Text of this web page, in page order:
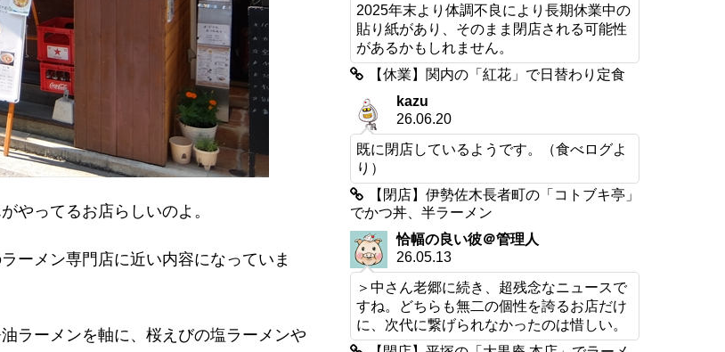
やってるお店らしいのよ。
ーメン専門店に近い内容になっていま
ラーメンを軸に、桜えびの塩ラーメンや
2025年末より体調不良により長期休業中の
貼り紙があり、そのまま閉店される可能性
があるかもしれません。
【休業】関内の「紅花」で日替わり定食
kazu
26.06.20
既に閉店しているようです。（食べログよ
り）
【閉店】伊勢佐木長者町の「コトブキ亭」
でかつ丼、半ラーメン
恰幅の良い彼＠管理人
26.05.13
＞中さん老郷に続き、超残念なニュースで
すね。どちらも無二の個性を誇るお店だけ
に、次代に繋げられなかったのは惜しい。